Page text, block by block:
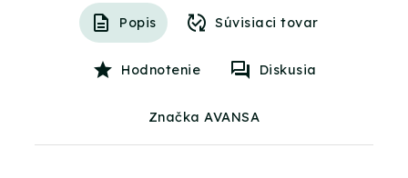
Popis Súvisiaci tovar
Hodnotenie Diskusia
Značka AVANSA